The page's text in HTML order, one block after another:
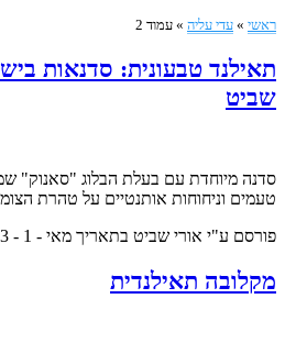
ראשי » עדי עליה » עמוד 2
תאילנד טבעונית: סדנאות
שביט
סדנה מיוחדת עם בעלת הבלוג "סאנוק"
טעמים וניחוחות אותנטיים על טהרת
פורסם ע"י אורי שביט בתאריך מאי - 1 - 2013
מקלובה תאילנדית